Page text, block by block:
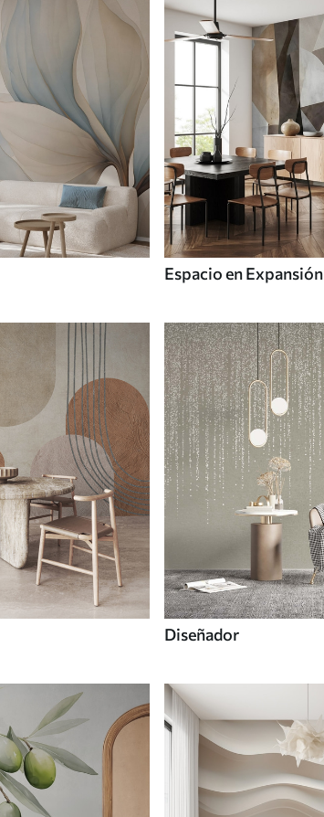
Espacio en Expansión
Diseñador